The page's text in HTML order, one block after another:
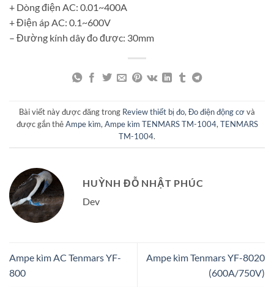
+ Dòng điện AC: 0.01~400A
+ Điện áp AC: 0.1~600V
– Đường kính dây đo được: 30mm
Bài viết này được đăng trong Review thiết bị đo, Đo điện động cơvà
được gắn thẻAmpe kìm, Ampe kìm TENMARS TM-1004, TENMARS
TM-1004.
HUỲNH ĐỖ NHẬT PHÚC
Dev
Ampe kìm AC Tenmars YF-
800
Ampe kìm Tenmars YF-8020
(600A/750V)